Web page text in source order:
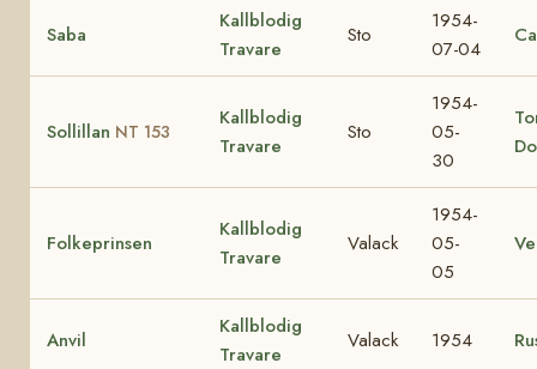
Saba
Kallblodig
Travare
Sto
1954-
07-04
Sollillan NT 153
Kallblodig
Travare
Sto
1954-
05-
30
Folkeprinsen
Kallblodig
Travare
Valack
1954-
05-
05
Anvil
Kallblodig
Travare
Valack 1954